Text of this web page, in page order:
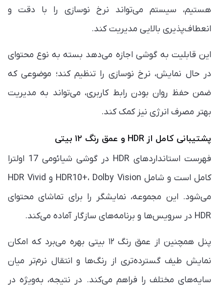
هستیم، سیستم می‌تواند نرخ نوسازی را با دقت و
انعطاف‌پذیری بالایی مدیریت کند.
این قابلیت به گوشی اجازه می‌دهد بسته به نوع محتوای
در حال نمایش، نرخ نوسازی را تنظیم کند؛ موضوعی که
ضمن حفظ روان بودن رابط کاربری، می‌تواند به مدیریت
بهتر مصرف انرژی نیز کمک کند.
پشتیبانی کامل از HDR و عمق رنگ ۱۲ بیتی
فهرست استانداردهای HDR در گوشی شیائومی 17 اولترا
کامل است و شامل HDR10+، Dolby Vision و HDR Vivid
می‌شود. این مجموعه، نمایشگر را برای تماشای محتوای
HDR در سرویس‌ها و برنامه‌های سازگار آماده می‌کند.
پنل همچنین از عمق رنگ ۱۲ بیتی بهره می‌برد که امکان
نمایش طیف گسترده‌تری از رنگ‌ها و انتقال نرم‌تر میان
سایه‌های مختلف را فراهم می‌کند. در نتیجه، به‌ویژه در